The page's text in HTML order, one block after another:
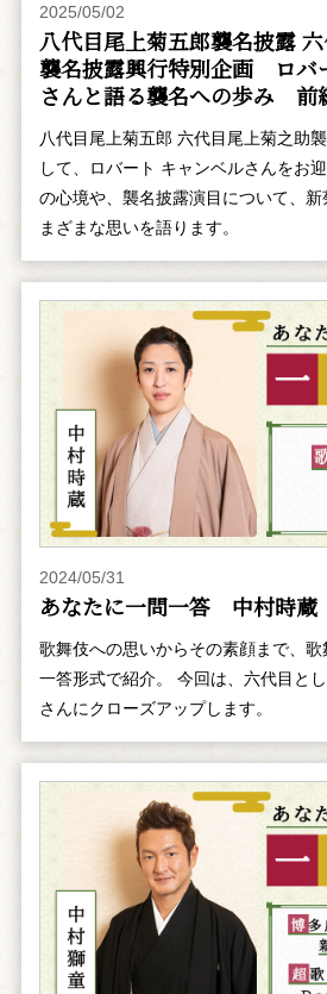
2025/05/02
八代目尾上菊五郎襲名披露
襲名披露興行特別企画 ――ロ
さんと語る襲名への歩み 前
八代目尾上菊五郎 六代目尾上菊之助
して、ロバート キャンベルさんをお
の心境や、襲名披露演目について、新
まざまな思いを語ります。
2024/05/31
あなたに一問一答 中村時蔵
歌舞伎への思いからその素顔まで、
一答形式で紹介。 今回は、六代目と
さんにクローズアップします。